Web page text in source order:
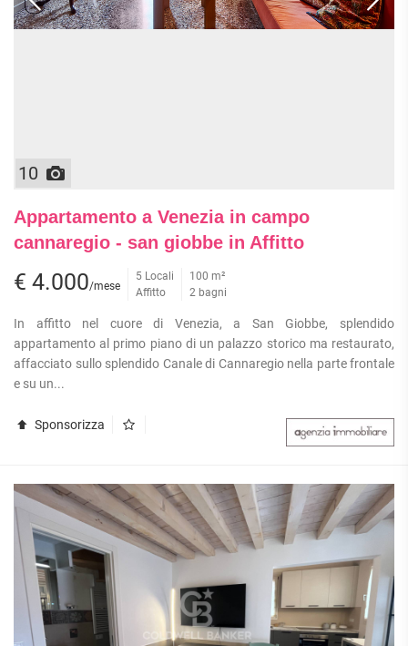
10
Appartamento a Venezia in campo
cannaregio - san giobbe in Affitto
€ 4.000/mese
5 Locali
Affitto
100 m²
2 bagni
In affitto nel cuore di Venezia, a San Giobbe, splendido
appartamento al primo piano di un palazzo storico ma restaurato,
affacciato sullo splendido Canale di Cannaregio nella parte frontale
e su un...
Sponsorizza